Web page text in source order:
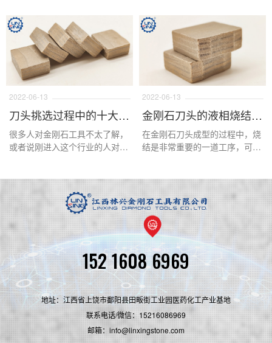
大理石切边锯片，普通花岗岩切
边锯片，消音片，水平切，对破
锯片，钎焊锯片，有序锯片，电
镀锯片以及各类金刚石小切片。
们针对这三个方面进行详细的说
明。
2022-06-13
刀头挑选过程中的十大误区
很多人对金刚石工具不太了解，
或者说刚进入这个行业的人对金
为错的是对的，或者走入一些误
区，下面这篇文章主要介绍这些
内容。
2022-06-13
金刚石刀头的液相烧结和固相烧结
在金刚石刀头成型的过程中，烧
结是非常重要的一道工序，可以
等要素，在这道工序中液相烧结
和固相烧结是最常用的加工原
理，那么好的金刚石刀头是怎样
的烧结原理呢？下面本文来进行
详细的说明。
152 1608 6969
地址：江西省上饶市鄱阳县田畈街工业园医药化工产业基地
联系电话/微信：15216086969
邮箱：info@linxingstone.com